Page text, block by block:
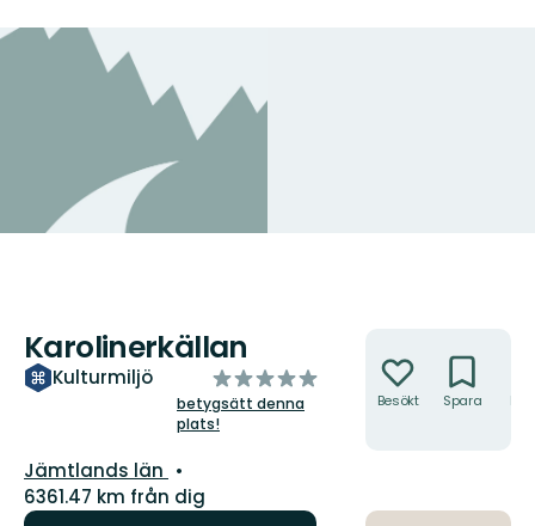
Karolinerkällan
Kulturmiljö
av
5
stjärnor
betygsätt denna
plats!
Län:
Jämtlands län
6361.47 km från dig
Besökt Spara